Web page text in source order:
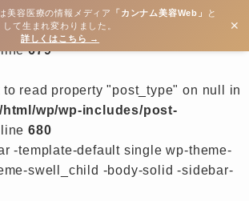
美容医療の情報メディア 「カンナム美容Web」
と
して生まれ変わりました。
詳しくはこちら →
✕
to read property "ID" on null in
wp/wp-includes/post-
679
to read property "post_type" on null in
wp/wp-includes/post-
680
-template-default single wp-theme-
swell_child -body-solid -sidebar-